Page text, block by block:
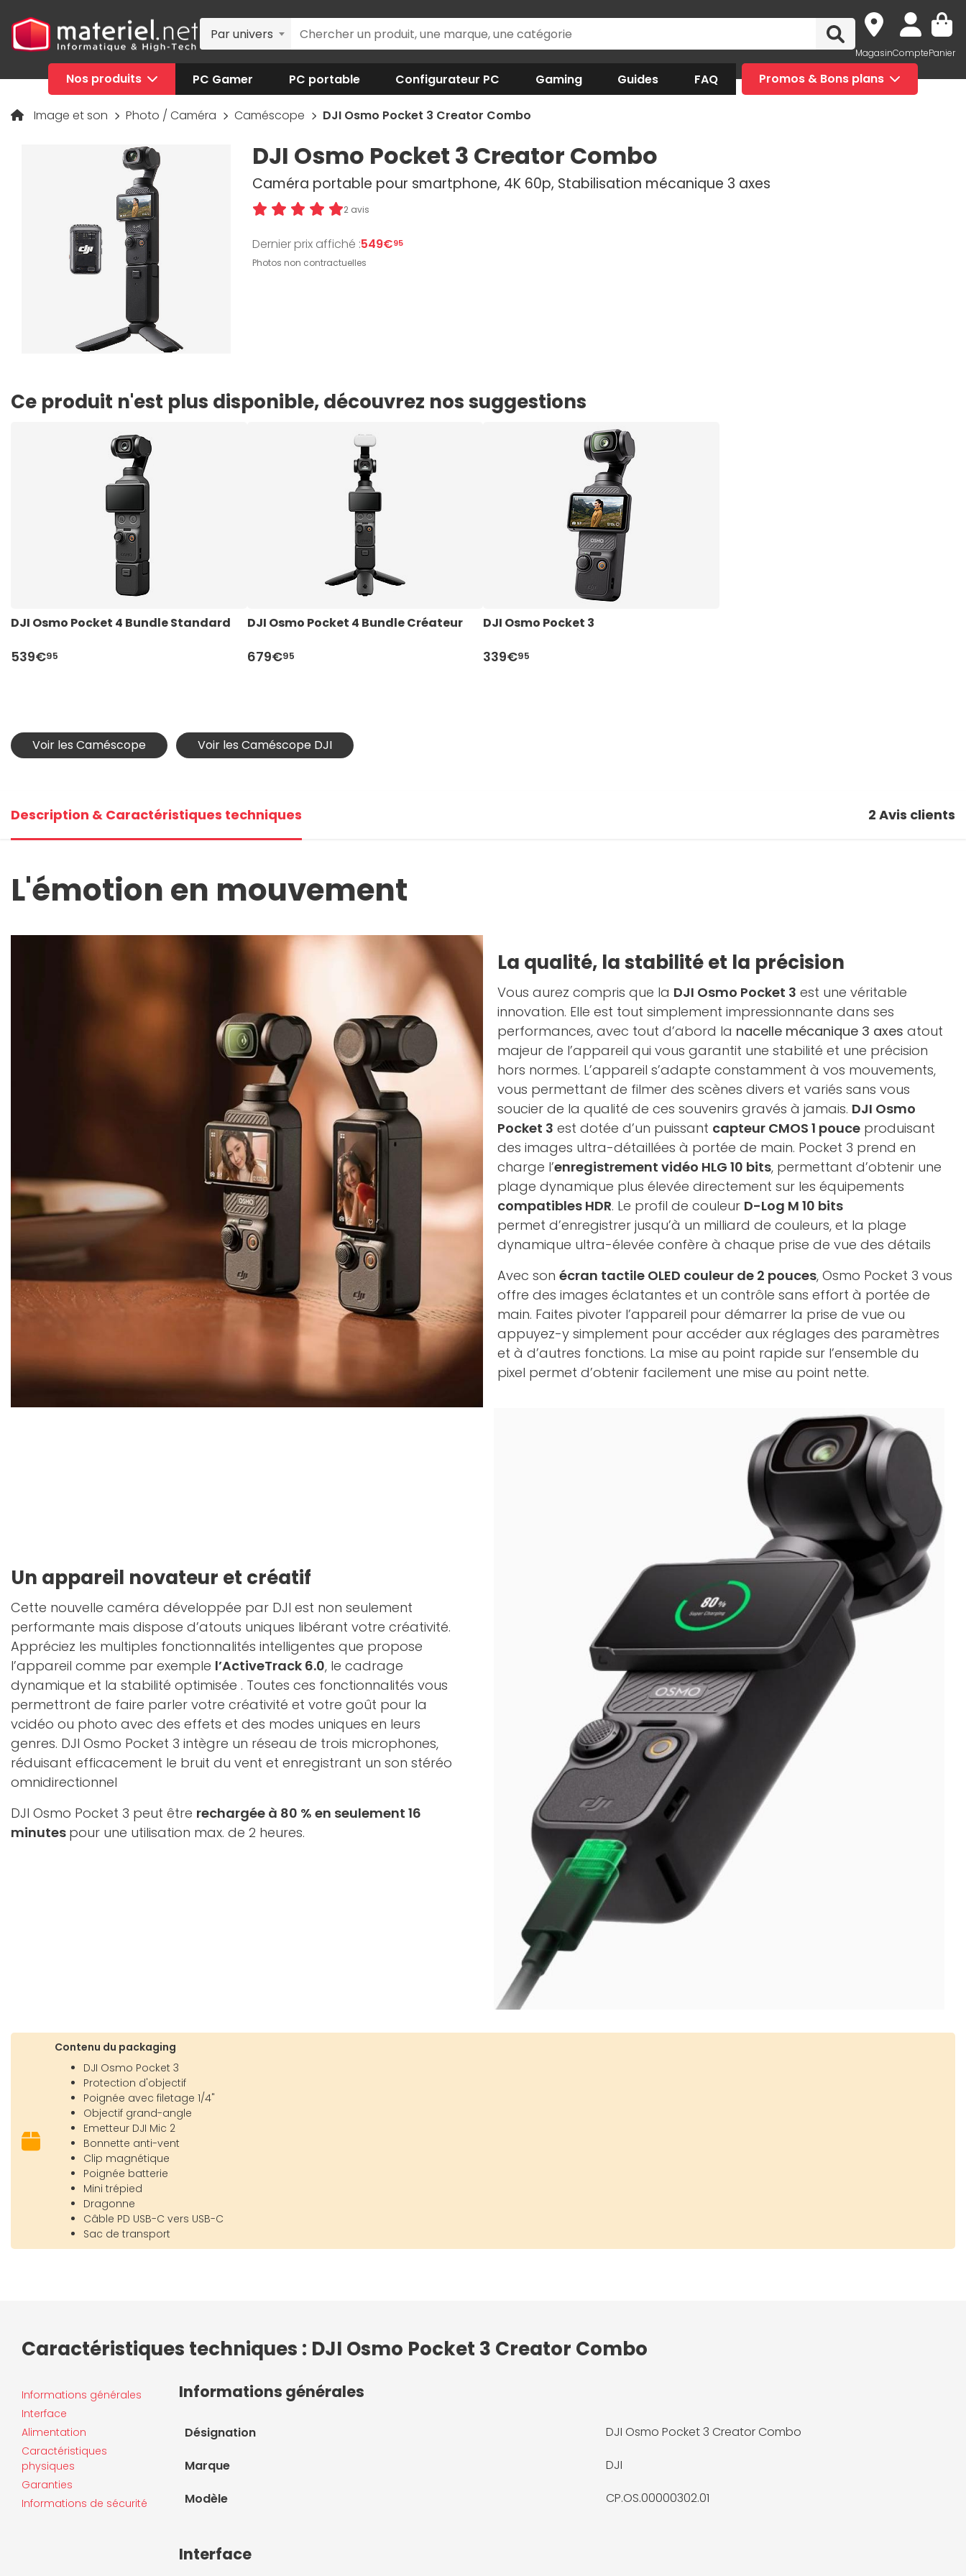
Par univers
MagasinComptePanier
Nos produits PC Gamer PC portable Configurateur PC Gaming Guides FAQ Promos & Bons plans
Image et son Photo / Caméra Caméscope DJI Osmo Pocket 3 Creator Combo
DJI Osmo Pocket 3 Creator Combo
Caméra portable pour smartphone, 4K 60p, Stabilisation mécanique 3 axes
2 avis
Dernier prix affiché :549€95
Photos non contractuelles
Ce produit n'est plus disponible, découvrez nos suggestions
DJI Osmo Pocket 4 Bundle Standard
539€95
DJI Osmo Pocket 4 Bundle Créateur
679€95
DJI Osmo Pocket 3
339€95
Voir les Caméscope Voir les Caméscope DJI
Description & Caractéristiques techniques 2 Avis clients
L'émotion en mouvement
La qualité, la stabilité et la précision
Vous aurez compris que la DJI Osmo Pocket 3 est une véritable
innovation. Elle est tout simplement impressionnante dans ses
performances, avec tout d’abord la nacelle mécanique 3 axes atout
majeur de l’appareil qui vous garantit une stabilité et une précision
hors normes. L’appareil s’adapte constamment à vos mouvements,
vous permettant de filmer des scènes divers et variés sans vous
soucier de la qualité de ces souvenirs gravés à jamais. DJI Osmo
Pocket 3 est dotée d’un puissant capteur CMOS 1 pouce produisant
des images ultra-détaillées à portée de main. Pocket 3 prend en
charge l’enregistrement vidéo HLG 10 bits, permettant d’obtenir une
plage dynamique plus élevée directement sur les équipements
compatibles HDR. Le profil de couleur D-Log M 10 bits
permet d’enregistrer jusqu’à un milliard de couleurs, et la plage
dynamique ultra-élevée confère à chaque prise de vue des détails
Avec son écran tactile OLED couleur de 2 pouces, Osmo Pocket 3 vous
offre des images éclatantes et un contrôle sans effort à portée de
main. Faites pivoter l’appareil pour démarrer la prise de vue ou
appuyez-y simplement pour accéder aux réglages des paramètres
et à d’autres fonctions. La mise au point rapide sur l’ensemble du
pixel permet d’obtenir facilement une mise au point nette.
Un appareil novateur et créatif
Cette nouvelle caméra développée par DJI est non seulement
performante mais dispose d’atouts uniques libérant votre créativité.
Appréciez les multiples fonctionnalités intelligentes que propose
l’appareil comme par exemple l’ActiveTrack 6.0, le cadrage
dynamique et la stabilité optimisée . Toutes ces fonctionnalités vous
permettront de faire parler votre créativité et votre goût pour la
vcidéo ou photo avec des effets et des modes uniques en leurs
genres. DJI Osmo Pocket 3 intègre un réseau de trois microphones,
réduisant efficacement le bruit du vent et enregistrant un son stéréo
omnidirectionnel
DJI Osmo Pocket 3 peut être rechargée à 80 % en seulement 16
minutes pour une utilisation max. de 2 heures.
Contenu du packaging
DJI Osmo Pocket 3
Protection d'objectif
Poignée avec filetage 1/4"
Objectif grand-angle
Emetteur DJI Mic 2
Bonnette anti-vent
Clip magnétique
Poignée batterie
Mini trépied
Dragonne
Câble PD USB-C vers USB-C
Sac de transport
Caractéristiques techniques : DJI Osmo Pocket 3 Creator Combo
Informations générales
Interface
Alimentation
Caractéristiques
physiques
Garanties
Informations de sécurité
Informations générales
Désignation DJI Osmo Pocket 3 Creator Combo
Marque DJI
Modèle CP.OS.00000302.01
Interface